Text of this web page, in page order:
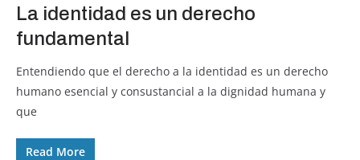
La identidad es un derecho
fundamental
Entendiendo que el derecho a la identidad es un derecho
humano esencial y consustancial a la dignidad humana y
que
Read More